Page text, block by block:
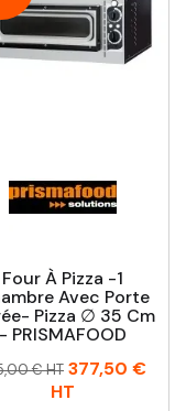
Four À Pizza -1
Avec Porte
Pizza ∅ 35 Cm
- PRISMAFOOD
€ HT 377,50 €
HT